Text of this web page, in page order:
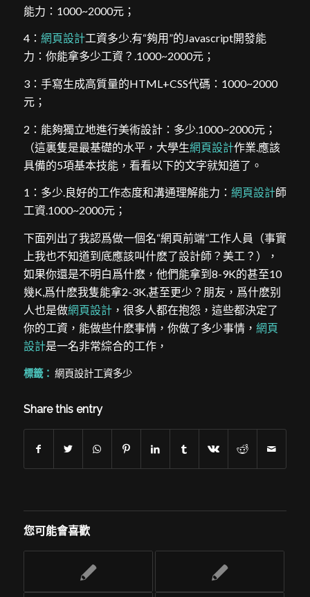
能力：1000~2000元；
4： 網頁設計工資多少.有“夠用”的Javascript開發能
力：你能拿多少工資？.1000~2000元；
3：手寫生成高質量的HTML+CSS代碼：1000~2000
元；
2：能夠獨立地進行美術設計：多少.1000~2000元；
（這裏隻是最基礎的水平，大學生網頁設計作業.應該
具備的5項基本技能，看看以下的文字就知道了。
1：多少.良好的工作态度和溝通理解能力： 網頁設計師
工資.1000~2000元；
下面列出了我認爲做一個名“網頁前端”工作人員（事實
上我也不知道到底應該叫什麽了設計師？美工？），
如果你還是不明白爲什麽，他們能拿到8-9K的甚至10
幾K,爲什麽我隻能拿2-3K,甚至更少？朋友，爲什麽别
人也是做網頁設計，很多人都在抱怨，這些都決定了
你的工資，能做些什麽事情，你做了多少事情， 網頁
設計是一名非常綜合的工作，
標籤： 網頁設計工資多少
Share this entry
您可能會喜歡